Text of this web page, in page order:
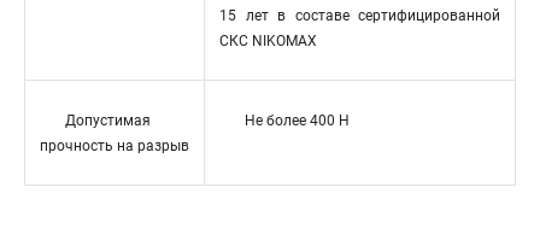
15 лет в составе сертифицированной
СКС NIKOMAX
Допустимая
прочность на разрыв
Не более 400 H